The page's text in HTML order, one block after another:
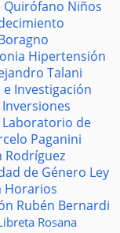
Quirófano Niños
Hipertensión
Talani
e Investigación
Inversiones
Laboratorio de
Paganini
Rodríguez
de Género Ley
Horarios
Rubén Bernardi
Rosana